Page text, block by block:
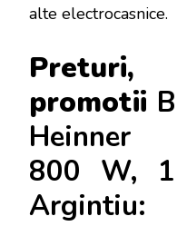
alte electrocasnice.
promotii
Heinner
800 W,
Argintiu: